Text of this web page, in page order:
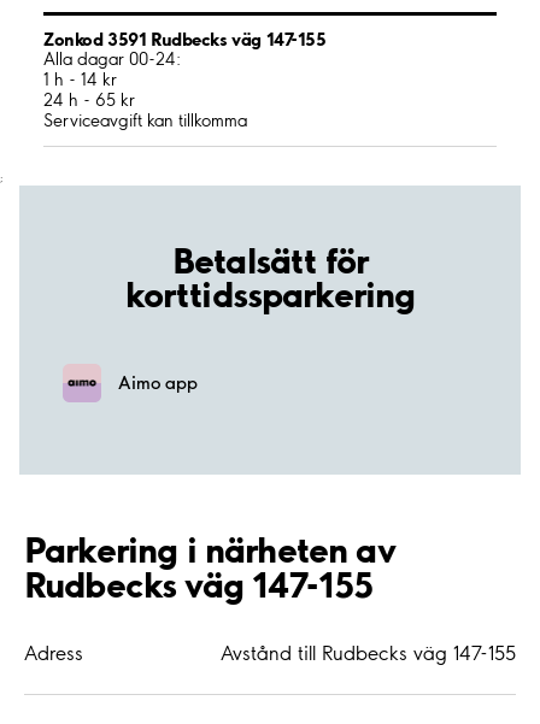
Zonkod 3591 Rudbecks väg 147-155
Alla dagar 00-24:
1 h - 14 kr
24 h - 65 kr
Serviceavgift kan tillkomma
;
Betalsätt för
korttidssparkering
Aimo app
Parkering i närheten av
Rudbecks väg 147-155
Adress Avstånd till Rudbecks väg 147-155